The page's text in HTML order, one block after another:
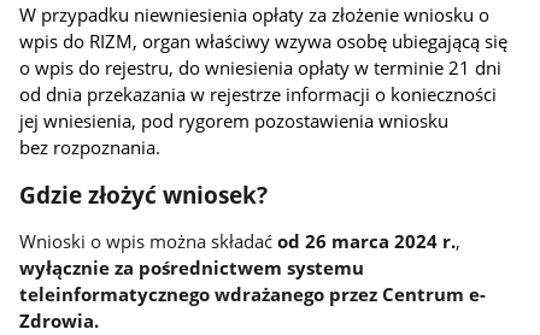
W przypadku niewniesienia opłaty za złożenie wniosku o
wpis do RIZM, organ właściwy wzywa osobę ubiegającą się
o wpis do rejestru, do wniesienia opłaty w terminie 21 dni
od dnia przekazania w rejestrze informacji o konieczności
jej wniesienia, pod rygorem pozostawienia wniosku
bez rozpoznania.
Gdzie złożyć wniosek?
Wnioski o wpis można składaćod 26 marca 2024 r.,
wyłącznie za pośrednictwem systemu
teleinformatycznego wdrażanego przez Centrum e-
Zdrowia.